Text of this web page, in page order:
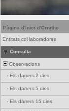
Pàgina d'inici d'Ornitho
Entitats col·laboradores
Consulta
Observacions
- Els darrers 2 dies
- Els darrers 5 dies
- Els darrers 15 dies